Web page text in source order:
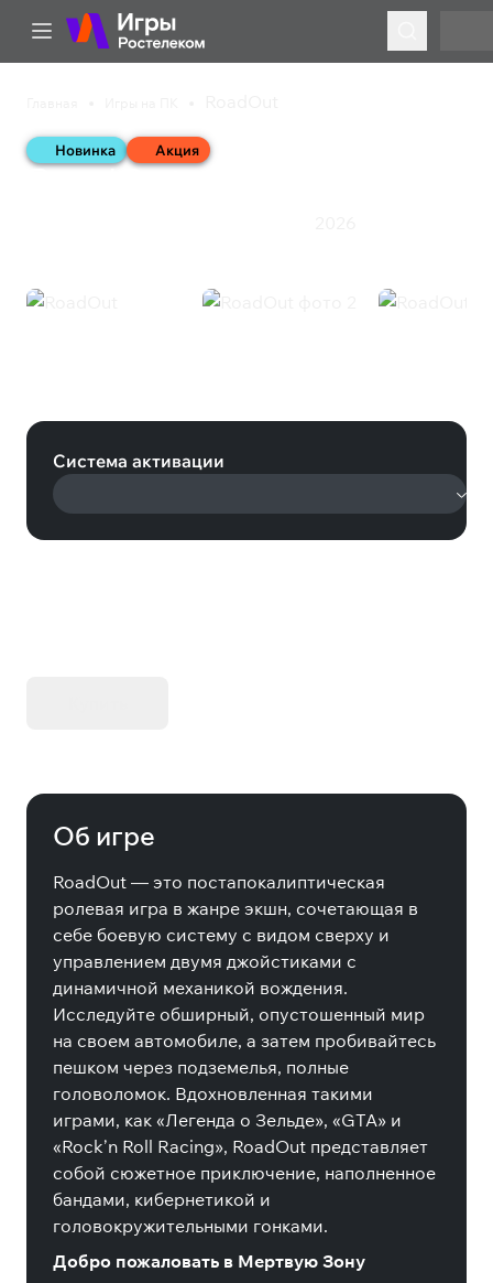
Новинка Акция
RoadOut
Система активации
Об игре
RoadOut — это постапокалиптическая
ролевая игра в жанре экшн, сочетающая в
себе боевую систему с видом сверху и
управлением двумя джойстиками с
динамичной механикой вождения.
Исследуйте обширный, опустошенный мир
на своем автомобиле, а затем пробивайтесь
пешком через подземелья, полные
головоломок. Вдохновленная такими
играми, как «Легенда о Зельде», «GTA» и
«Rock’n Roll Racing», RoadOut представляет
собой сюжетное приключение, наполненное
бандами, кибернетикой и
головокружительными гонками.
Добро пожаловать в Мертвую Зону